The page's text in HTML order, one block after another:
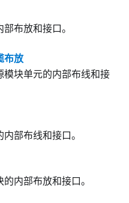
布放和接口。
布放
模块单元的内部布线和接
部布线和接口。
内部布放和接口。